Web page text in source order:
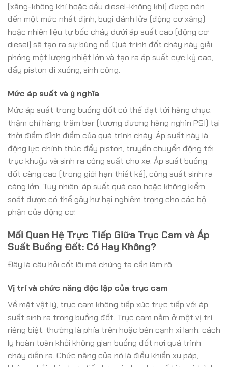
(xăng-không khí hoặc dầu diesel-không khí) được nén
đến một mức nhất định, bugi đánh lửa (động cơ xăng)
hoặc nhiên liệu tự bốc cháy dưới áp suất cao (động cơ
diesel) sẽ tạo ra sự bùng nổ. Quá trình đốt cháy này giải
phóng một lượng nhiệt lớn và tạo ra áp suất cực kỳ cao,
đẩy piston đi xuống, sinh công.
Mức áp suất và ý nghĩa
Mức áp suất trong buồng đốt có thể đạt tới hàng chục,
thậm chí hàng trăm bar (tương đương hàng nghìn PSI) tại
thời điểm đỉnh điểm của quá trình cháy. Áp suất này là
động lực chính thúc đẩy piston, truyền chuyển động tới
trục khuỷu và sinh ra công suất cho xe. Áp suất buồng
đốt càng cao (trong giới hạn thiết kế), công suất sinh ra
càng lớn. Tuy nhiên, áp suất quá cao hoặc không kiểm
soát được có thể gây hư hại nghiêm trọng cho các bộ
phận của động cơ.
Mối Quan Hệ Trực Tiếp Giữa Trục Cam và Áp
Suất Buồng Đốt: Có Hay Không?
Đây là câu hỏi cốt lõi mà chúng ta cần làm rõ.
Vị trí và chức năng độc lập của trục cam
Về mặt vật lý, trục cam không tiếp xúc trực tiếp với áp
suất sinh ra trong buồng đốt. Trục cam nằm ở một vị trí
riêng biệt, thường là phía trên hoặc bên cạnh xi lanh, cách
ly hoàn toàn khỏi không gian buồng đốt nơi quá trình
cháy diễn ra. Chức năng của nó là điều khiển xu páp,